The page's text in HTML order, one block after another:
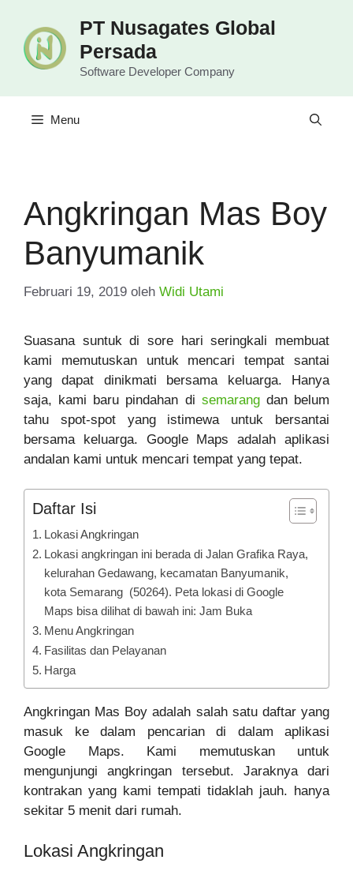
PT Nusagates Global
Persada
Software Developer Company
Menu
Angkringan Mas Boy
Banyumanik
Februari 19, 2019 oleh Widi Utami
Suasana suntuk di sore hari seringkali membuat
kami memutuskan untuk mencari tempat santai
yang dapat dinikmati bersama keluarga. Hanya
saja, kami baru pindahan di semarangdan belum
tahu spot-spot yang istimewa untuk bersantai
bersama keluarga. Google Maps adalah aplikasi
andalan kami untuk mencari tempat yang tepat.
Daftar Isi
Lokasi Angkringan
Lokasi angkringan ini berada di Jalan Grafika Raya,
kelurahan Gedawang, kecamatan Banyumanik,
kota Semarang (50264). Peta lokasi di Google
Maps bisa dilihat di bawah ini: Jam Buka
Menu Angkringan
Fasilitas dan Pelayanan
Harga
Angkringan Mas Boy adalah salah satu daftar yang
masuk ke dalam pencarian di dalam aplikasi
Google Maps. Kami memutuskan untuk
mengunjungi angkringan tersebut. Jaraknya dari
kontrakan yang kami tempati tidaklah jauh. hanya
sekitar 5 menit dari rumah.
Lokasi Angkringan